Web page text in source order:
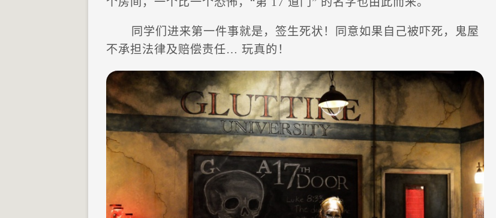
同学们进来第一件事就是，签生死状！同意如果自己被吓死，鬼屋
不承担法律及赔偿责任… 玩真的！